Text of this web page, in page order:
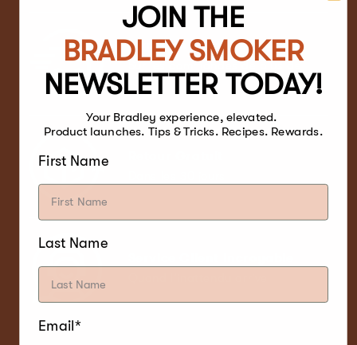
Livraison Gratuite
Sur les commandes de plus de
100$*
JOIN THE
BRADLEY SMOKER
NEWSLETTER TODAY!
Your Bradley experience, elevated.
Product launches. Tips & Tricks. Recipes. Rewards.
First Name
Last Name
Email*